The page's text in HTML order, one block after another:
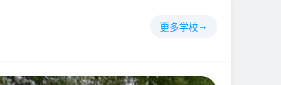
更多学校